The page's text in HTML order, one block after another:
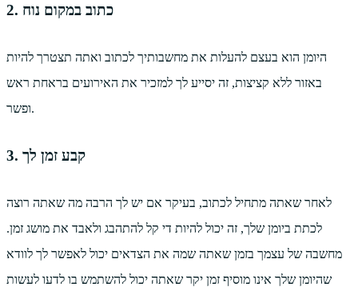
2. כתוב במקום נוח
היומן הוא בעצם להעלות את מחשבותיך לכתוב ואתה תצטרך להיות
באזור ללא קציצות, זה יסייע לך למזכיר את האירועים בראחת ראש
ופשר.
3. קבע זמן לך
לאחר שאתה מתחיל לכתוב, בעיקר אם יש לך הרבה מה שאתה רוצה
לכתת ביומן שלך, זה יכול להיות די קל להתהבג ולאבד את מושג זמן.
מחשבה של עצמך בזמן שאתה שמה את הצדאים יכול לאפשר לך לוודא
שהיומן שלך אינו מוסיף זמן יקר שאתה יכול להשתמש בו לדעו לעשות